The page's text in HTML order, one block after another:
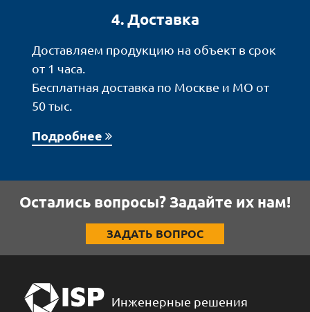
4. Доставка
Доставляем продукцию на объект в срок
от 1 часа.
Бесплатная доставка по Москве и МО от
50 тыс.
Подробнее
Остались вопросы? Задайте их нам!
ЗАДАТЬ ВОПРОС
Инженерные решения